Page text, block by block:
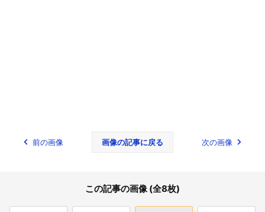
前の画像 画像の記事に戻る 次の画像
この記事の画像 (全8枚)